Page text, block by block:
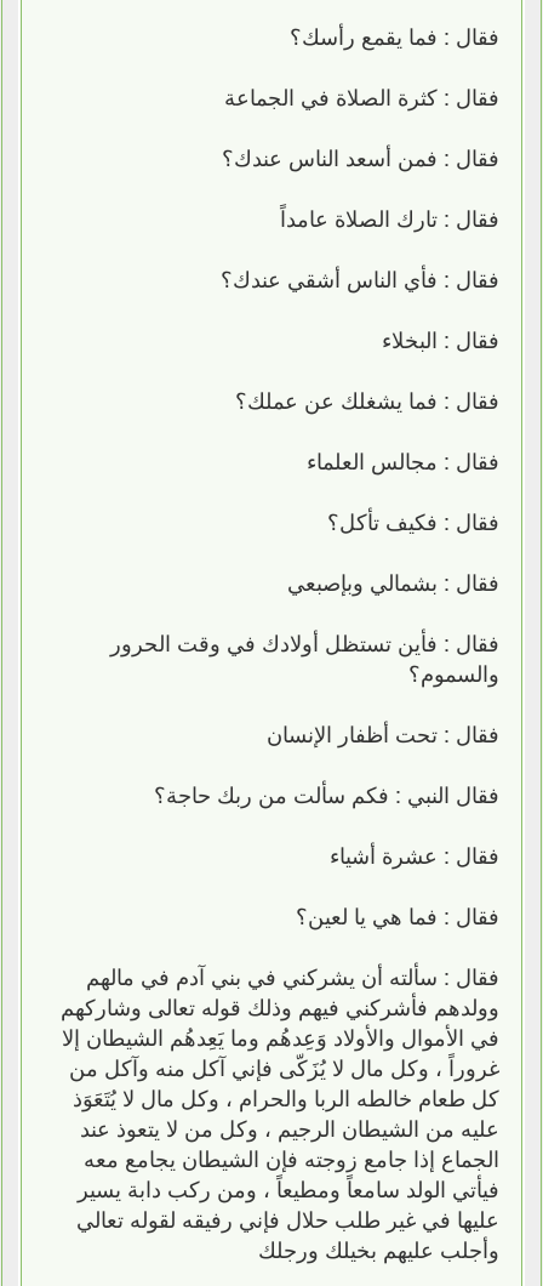
فقال : فما يقمع رأسك؟
فقال : كثرة الصلاة في الجماعة
فقال : فمن أسعد الناس عندك؟
فقال : تارك الصلاة عامداً
فقال : فأي الناس أشقي عندك؟
فقال : البخلاء
فقال : فما يشغلك عن عملك؟
فقال : مجالس العلماء
فقال : فكيف تأكل؟
فقال : بشمالي وبإصبعي
فقال : فأين تستظل أولادك في وقت الحرور
والسموم؟
فقال : تحت أظفار الإنسان
فقال النبي : فكم سألت من ربك حاجة؟
فقال : عشرة أشياء
فقال : فما هي يا لعين؟
فقال : سألته أن يشركني في بني آدم في مالهم
وولدهم فأشركني فيهم وذلك قوله تعالى وشاركهم
في الأموال والأولاد وَعِدهُم وما يَعِدهُم الشيطان إلا
غروراً ، وكل مال لا يُزَكّى فإني آكل منه وآكل من
كل طعام خالطه الربا والحرام ، وكل مال لا يُتَعَوَذ
عليه من الشيطان الرجيم ، وكل من لا يتعوذ عند
الجماع إذا جامع زوجته فإن الشيطان يجامع معه
فيأتي الولد سامعاً ومطيعاً ، ومن ركب دابة يسير
عليها في غير طلب حلال فإني رفيقه لقوله تعالي
وأجلب عليهم بخيلك ورجلك